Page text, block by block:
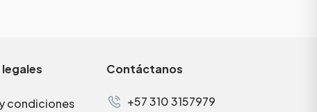
condiciones
Contáctanos
+57 310 3157979